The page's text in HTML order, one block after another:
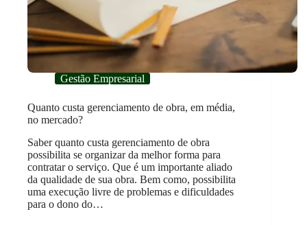
Gestão Empresarial
Quanto custa gerenciamento de obra, em média,
no mercado?
Saber quanto custa gerenciamento de obra
possibilita se organizar da melhor forma para
contratar o serviço. Que é um importante aliado
da qualidade de sua obra. Bem como, possibilita
uma execução livre de problemas e dificuldades
para o dono do…